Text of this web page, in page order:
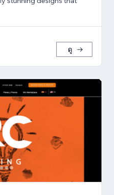
ดู